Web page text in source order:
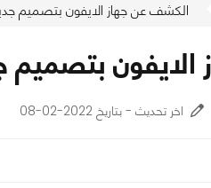
الكشف عن جهاز الايفون بتصميم جديد وذاكرة 64 جيجا
جديد وذاكرة 64
اخر تحديث - بتاريخ 2022-02-08